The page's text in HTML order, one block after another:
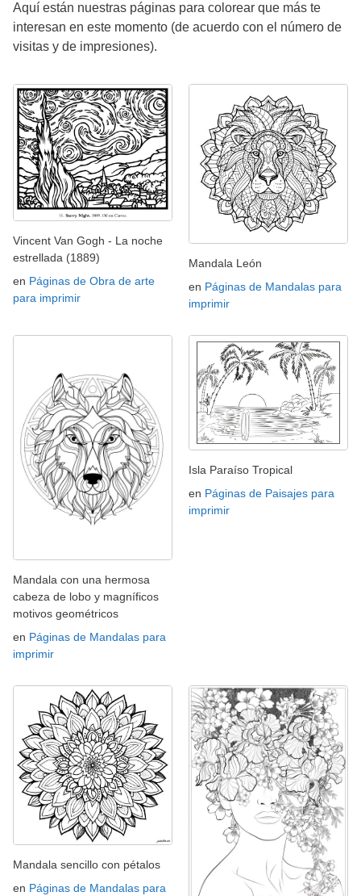
Aquí están nuestras páginas para colorear que más te
interesan en este momento (de acuerdo con el número de
visitas y de impresiones).
Vincent Van Gogh - La noche
estrellada (1889)
en Páginas de Obra de arte
para imprimir
Mandala León
en Páginas de Mandalas para
imprimir
Mandala con una hermosa
cabeza de lobo y magníficos
motivos geométricos
en Páginas de Mandalas para
imprimir
Isla Paraíso Tropical
en Páginas de Paisajes para
imprimir
Mandala sencillo con pétalos
en Páginas de Mandalas para